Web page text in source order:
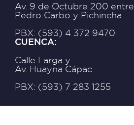
Av. 9 de Octubre 200 entre
Pedro Carbo y Pichincha
PBX: (593) 4 372 9470
CUENCA:
Calle Larga y
Av. Huayna Cápac
PBX: (593) 7 283 1255